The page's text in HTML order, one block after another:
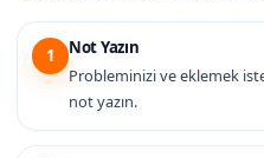
1
Not Yazın
Probleminizi ve eklemek
not yazın.